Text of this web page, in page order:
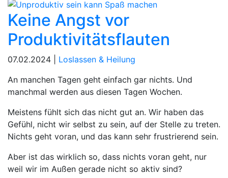
Keine Angst vor
Produktivitätsflauten
07.02.2024 | Loslassen & Heilung
An manchen Tagen geht einfach gar nichts. Und
manchmal werden aus diesen Tagen Wochen.
Meistens fühlt sich das nicht gut an. Wir haben das
Gefühl, nicht wir selbst zu sein, auf der Stelle zu treten.
Nichts geht voran, und das kann sehr frustrierend sein.
Aber ist das wirklich so, dass nichts voran geht, nur
weil wir im Außen gerade nicht so aktiv sind?